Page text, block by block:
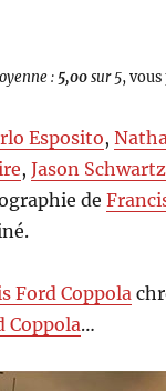
: 5,00sur 5,
Esposito,
,Jason
de
Ford Coppola
Coppola…